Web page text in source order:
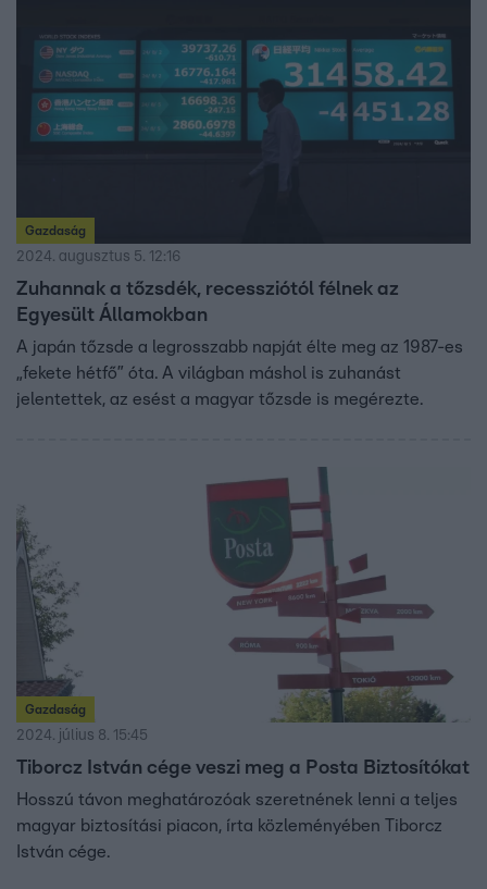
Portfolio.hu vezető elemzőjével beszélgettünk a
Reggeliben.
Gazdaság
2024. augusztus 5. 12:16
Zuhannak a tőzsdék, recessziótól félnek az
Egyesült Államokban
A japán tőzsde a legrosszabb napját élte meg az 1987-es
„fekete hétfő” óta. A világban máshol is zuhanást
jelentettek, az esést a magyar tőzsde is megérezte.
Gazdaság
2024. július 8. 15:45
Tiborcz István cége veszi meg a Posta Biztosítókat
Hosszú távon meghatározóak szeretnének lenni a teljes
magyar biztosítási piacon, írta közleményében Tiborcz
István cége.